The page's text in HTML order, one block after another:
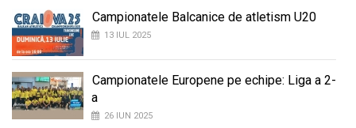
Campionatele Balcanice de atletism U20
13 IUL 2025
Campionatele Europene pe echipe: Liga a 2-
a
26 IUN 2025